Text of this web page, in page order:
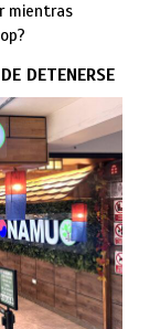
mientras
DETENERSE